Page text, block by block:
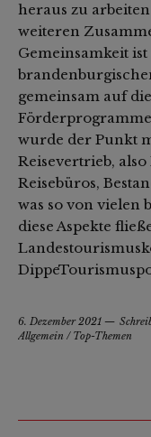
heraus zu
weiteren
Gemeinsamkeit
gemeinsam auf
wurde der Punkt
Reisevertrieb,
Reisebüros,
was so von vielen
diese Aspekte
6. Dezember 2021
Allgemein / Top-Themen